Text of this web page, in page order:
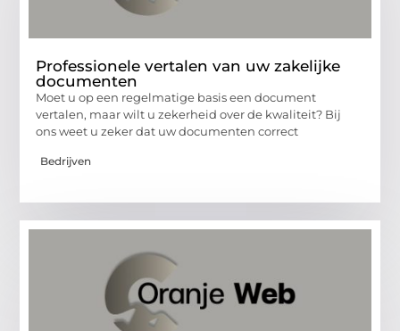
Professionele vertalen van uw zakelijke
documenten
Moet u op een regelmatige basis een document
vertalen, maar wilt u zekerheid over de kwaliteit? Bij
ons weet u zeker dat uw documenten correct
Bedrijven